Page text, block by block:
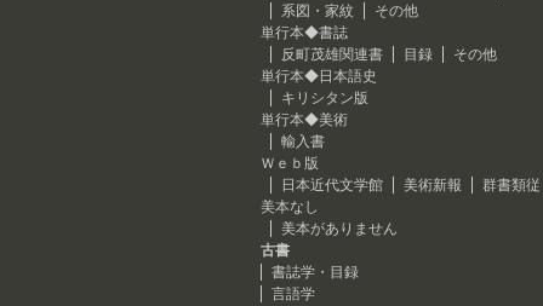
系図・家紋
その他
単行本◆書誌
反町茂雄関連書
目録
その他
単行本◆日本語史
キリシタン版
単行本◆美術
輸入書
Ｗｅｂ版
日本近代文学館
美術新報
群書類
美本なし
美本がありません
古書
書誌学・目録
言語学